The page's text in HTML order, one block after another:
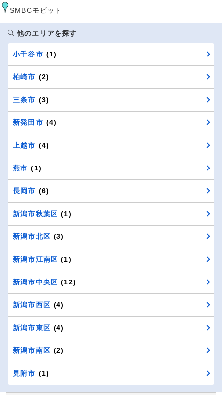
SMBCモビット
他のエリアを探す
小千谷市 (1)
柏崎市 (2)
三条市 (3)
新発田市 (4)
上越市 (4)
燕市 (1)
長岡市 (6)
新潟市秋葉区 (1)
新潟市北区 (3)
新潟市江南区 (1)
新潟市中央区 (12)
新潟市西区 (4)
新潟市東区 (4)
新潟市南区 (2)
見附市 (1)